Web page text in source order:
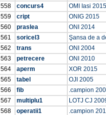
558
concurs4
OMI Iasi 2015
559
cript
ONIG 2015
560
praslea
ONI 2014
561
soricel3
Şansa de a
562
trans
ONI 2004
563
petrecere
ONI 2010
564
aperm
XOR 2015
565
tabel
OJI 2005
566
fib
.campion
567
multiplu1
LOTJ CJ
568
operatii1
.campion